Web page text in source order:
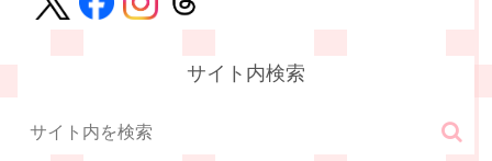
サイト内検索